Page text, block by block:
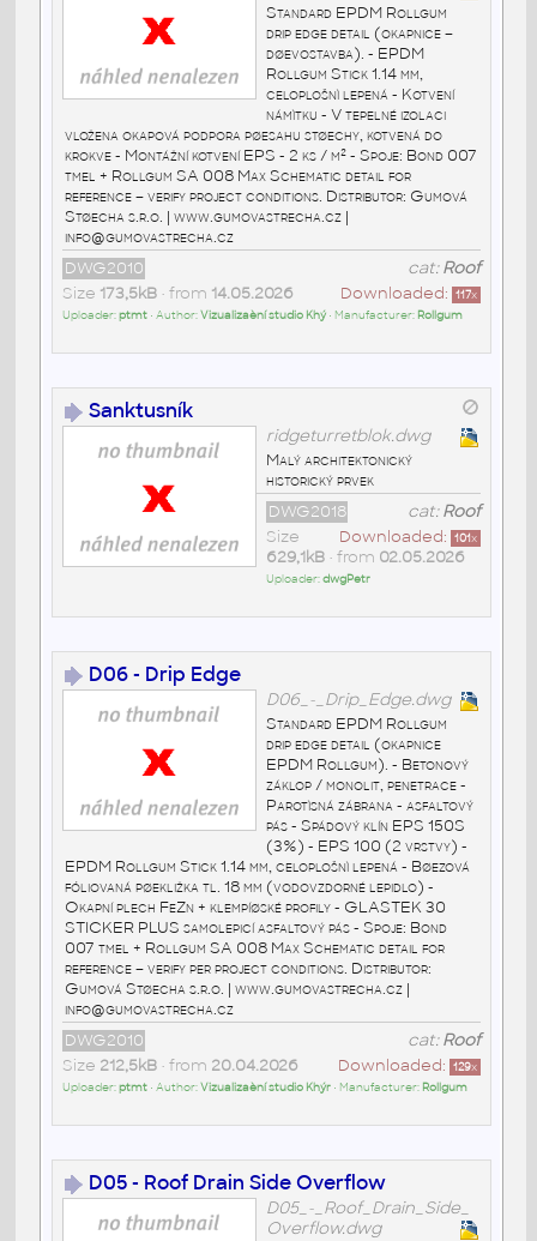
Standard EPDM Rollgum
drip edge detail (okapnice –
døevostavba). - EPDM
Rollgum Stick 1.14 mm,
celoplošnì lepená - Kotvení
námìtku - V tepelné izolaci
vložena okapová podpora pøesahu støechy, kotvená do
krokve - Montážní kotvení EPS - 2 ks / m² - Spoje: Bond 007
tmel + Rollgum SA 008 Max Schematic detail for
reference – verify project conditions. Distributor: Gumová
Støecha s.r.o. | www.gumovastrecha.cz |
info@gumovastrecha.cz
cat:Roof
DWG2010
Downloaded: 117x
Size 173,5kB• from 14.05.2026
Uploader:ptmt• Author:Vizualizaèní studio Khý• Manufacturer: Rollgum
Sanktusník
ridgeturretblok.dwg
Malý architektonický
historický prvek
cat:Roof
DWG2018
Downloaded: 101x
Size
629,1kB• from 02.05.2026
Uploader:dwgPetr
D06 - Drip Edge
D06_-_Drip_Edge.dwg
Standard EPDM Rollgum
drip edge detail (okapnice
EPDM Rollgum). - Betonový
záklop / monolit, penetrace -
Parotìsná zábrana - asfaltový
pás - Spádový klín EPS 150S
(3%) - EPS 100 (2 vrstvy) -
EPDM Rollgum Stick 1.14 mm, celoplošnì lepená - Bøezová
fóliovaná pøekližka tl. 18 mm (vodovzdorné lepidlo) -
Okapní plech FeZn + klempíøské profily - GLASTEK 30
STICKER PLUS samolepicí asfaltový pás - Spoje: Bond
007 tmel + Rollgum SA 008 Max Schematic detail for
reference – verify per project conditions. Distributor:
Gumová Støecha s.r.o. | www.gumovastrecha.cz |
info@gumovastrecha.cz
cat:Roof
DWG2010
Downloaded: 129x
Size 212,5kB• from 20.04.2026
Uploader:ptmt• Author:Vizualizaèní studio Khýr• Manufacturer: Rollgum
D05 - Roof Drain Side Overflow
D05_-_Roof_Drain_Side_
Overflow.dwg